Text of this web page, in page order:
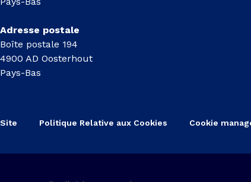
Adresse postale
Boîte postale 194
4900 AD Oosterhout
Pays-Bas
Site Politique Relative aux Cookies Cookie